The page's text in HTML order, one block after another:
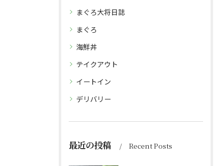
まぐろ大将日誌
まぐろ
海鮮丼
テイクアウト
イートイン
デリバリー
最近の投稿 Recent Posts